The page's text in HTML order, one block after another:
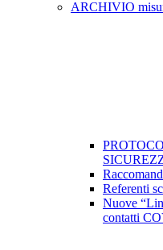
ARCHIVIO
Referenti
Nuove
contatti